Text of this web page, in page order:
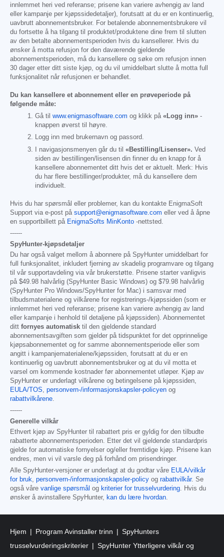
innlemmet heri ved referanse; prisene kan variere avhengig av land
eller kampanje per kjøpssidedetaljer), forutsatt at du er en kontinuerlig,
uavbrutt abonnementsbruker. For betalende abonnementsbrukere vil
du fortsette å ha tilgang til produktet/produktene dine frem til slutten
av den betalte abonnementsperioden hvis du kansellerer. Hvis du
ønsker å motta refusjon for den daværende gjeldende
abonnementsperioden, må du kansellere og søke om refusjon innen
30 dager etter ditt siste kjøp, og du vil umiddelbart slutte å motta full
funksjonalitet når refusjonen er behandlet.
Du kan kansellere et abonnement eller en prøveperiode på
følgende måte:
Gå til www.enigmasoftware.com og klikk på «Logg inn» -
knappen øverst til høyre.
Logg inn med brukernavn og passord.
I navigasjonsmenyen går du til «Bestilling/Lisenser». Ved
siden av bestillingen/lisensen din finner du en knapp for å
kansellere abonnementet ditt hvis det er aktuelt. Merk: Hvis
du har flere bestillinger/produkter, må du kansellere dem
individuelt.
Hvis du har spørsmål eller problemer, kan du kontakte EnigmaSoft
Support via e-post på support@enigmasoftware.com eller ved å åpne
en supportbillett på EnigmaSofts MinKonto -nettsted.
------
SpyHunter-kjøpsdetaljer
Du har også valget mellom å abonnere på SpyHunter umiddelbart for
full funksjonalitet, inkludert fjerning av skadelig programvare og tilgang
til vår supportavdeling via vår brukerstøtte. Prisene starter vanligvis
på $49.98 halvårlig (SpyHunter Basic Windows) og $79.98 halvårlig
(SpyHunter Pro Windows/SpyHunter for Mac) i samsvar med
tilbudsmaterialene og vilkårene for registrerings-/kjøpssiden (som er
innlemmet heri ved referanse; prisene kan variere avhengig av land
eller kampanje i henhold til detaljene på kjøpssiden). Abonnementet
ditt fornyes automatisk til den gjeldende standard
abonnementsavgiften som gjelder på tidspunktet for det opprinnelige
kjøpsabonnementet og for samme abonnementsperiode eller som
angitt i kampanjematerialene/kjøpssiden, forutsatt at du er en
kontinuerlig og uavbrutt abonnementsbruker og at du vil motta et
varsel om kommende kostnader før abonnementet utløper. Kjøp av
SpyHunter er underlagt vilkårene og betingelsene på kjøpssiden,
EULA/TOS
personvern-/informasjonskapsler-policyen og
rabattvilkårene
------
Generelle vilkår
Ethvert kjøp av SpyHunter til rabattert pris er gyldig for den tilbudte
rabatterte abonnementsperioden. Etter det vil gjeldende standardpris
gjelde for automatiske fornyelser og/eller fremtidige kjøp. Prisene kan
endres, men vi vil varsle deg på forhånd om prisendringer.
Alle SpyHunter-versjoner er underlagt at du godtar våre EULA/vilkår
for bruk
personvern-/informasjonskapsler-policy og rabattvilkår. Se
også våre vanlige spørsmål og kriterier for trusselvurdering . Hvis du
ønsker å avinstallere SpyHunter,
kan du lære hvordan
Hjem Program Avinstaller trinn
SpyHunters
trusselvurderingskriterier
SpyHunter Ytterligere vilkår og